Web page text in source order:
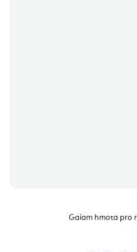
Gaiam hmota pro